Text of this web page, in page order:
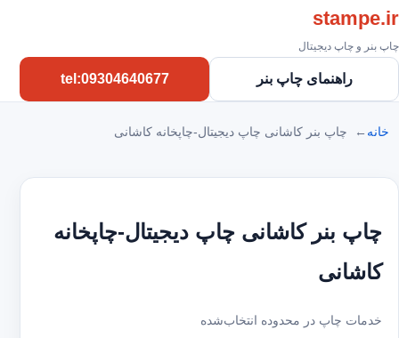
stampe.ir
چاپ بنر و چاپ دیجیتال
راهنمای چاپ بنر tel:09304640677
خانه چاپ بنر کاشانی چاپ دیجیتال-چاپخانه کاشانی
چاپ بنر کاشانی چاپ دیجیتال-چاپخانه
کاشانی
خدمات چاپ در محدوده انتخاب‌شده